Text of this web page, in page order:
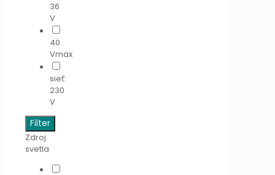
36
V
40
Vmax
sieť:
230
V
Filter
Zdroj
svetla